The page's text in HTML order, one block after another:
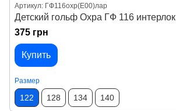
Артикул: ГФ116охр(E00)лар
Детский гольф Охра ГФ 116 интерлок
375 грн
Купить
Размер
122 128 134 140